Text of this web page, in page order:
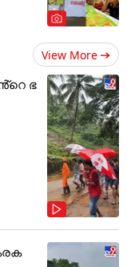
View More
ഭ